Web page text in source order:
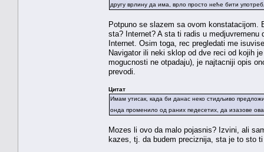
другу врлину да има, врло просто неће бити
Potpuno se slazem sa ovom konstatacijom.
sta? Internet? A sta ti radis u
Internet. Osim toga, rec pregledati me
Navigator ili neki sklop od dve reci od kojih
mogucnosti ne otpadaju), je najtacniji opis
prevodi.
Цитат
Имам утисак, када би данас неко стидљиво
онда променило од раних педесетих, да изазове
Mozes li ovo da malo pojasnis? Izvini, ali
kazes, tj. da budem preciznija, sta je to sto